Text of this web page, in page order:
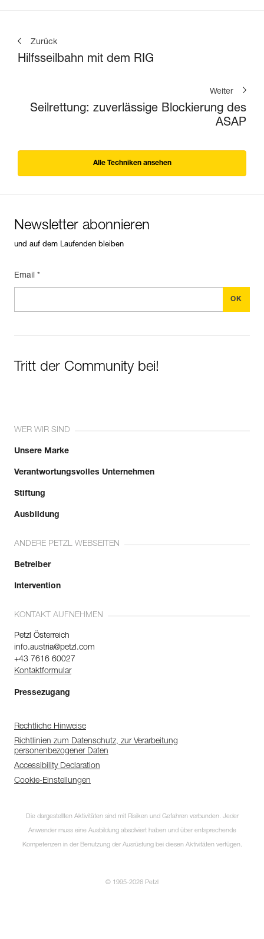
Zurück
Hilfsseilbahn mit dem RIG
Weiter
Seilrettung: zuverlässige Blockierung des
ASAP
Alle Techniken ansehen
Newsletter abonnieren
und auf dem Laufenden bleiben
Email *
Tritt der Community bei!
WER WIR SIND
Unsere Marke
Verantwortungsvolles Unternehmen
Stiftung
Ausbildung
ANDERE PETZL WEBSEITEN
Betreiber
Intervention
KONTAKT AUFNEHMEN
Petzl Österreich
info.austria@petzl.com
+43 7616 60027
Kontaktformular
Pressezugang
Rechtliche Hinweise
Richtlinien zum Datenschutz, zur Verarbeitung
personenbezogener Daten
Accessibility Declaration
Cookie-Einstellungen
Die dargestellten Aktivitäten sind mit Risiken und Gefahren verbunden. Jeder
Anwender muss eine Ausbildung absolviert haben und über entsprechende
Kompetenzen in der Benutzung der Ausrüstung bei diesen Aktivitäten verfügen.
© 1995-2026 Petzl